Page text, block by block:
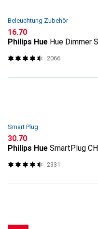
Beleuchtung Zubehör
CHF
16.70
Philips Hue Hue Dimmer
2066
Smart Plug
CHF
30.70
Philips Hue SmartPlug CH
2331